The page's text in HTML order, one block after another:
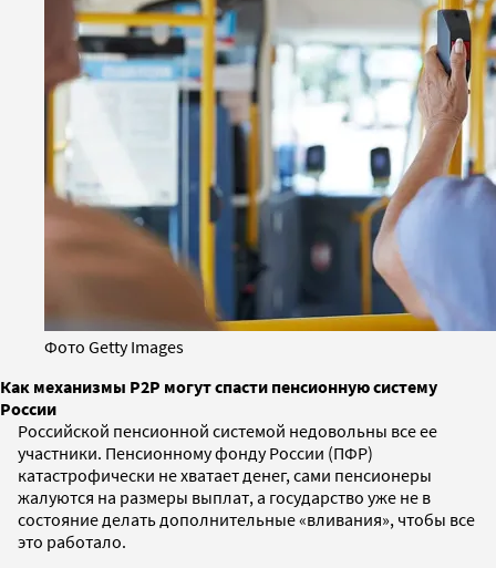
Фото Getty Images
Как механизмы P2P могут спасти пенсионную систему
России
Российской пенсионной системой недовольны все ее
участники. Пенсионному фонду России (ПФР)
катастрофически не хватает денег, сами пенсионеры
жалуются на размеры выплат, а государство уже не в
состояние делать дополнительные «вливания», чтобы все
это работало.